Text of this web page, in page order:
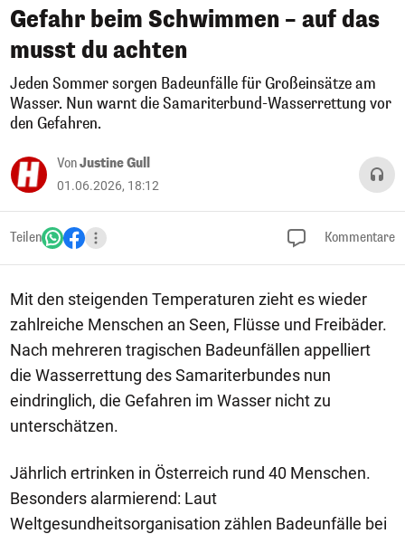
Gefahr beim Schwimmen – auf das
musst du achten
Jeden Sommer sorgen Badeunfälle für Großeinsätze am
Wasser. Nun warnt die Samariterbund-Wasserrettung vor
den Gefahren.
VonJustine Gull
01.06.2026, 18:12
Teilen Kommentare
Mit den steigenden Temperaturen zieht es wieder
zahlreiche Menschen an Seen, Flüsse und Freibäder.
Nach mehreren tragischen Badeunfällen appelliert
die Wasserrettung des Samariterbundes nun
eindringlich, die Gefahren im Wasser nicht zu
unterschätzen.
Jährlich ertrinken in Österreich rund 40 Menschen.
Besonders alarmierend: Laut
Weltgesundheitsorganisation zählen Badeunfälle bei